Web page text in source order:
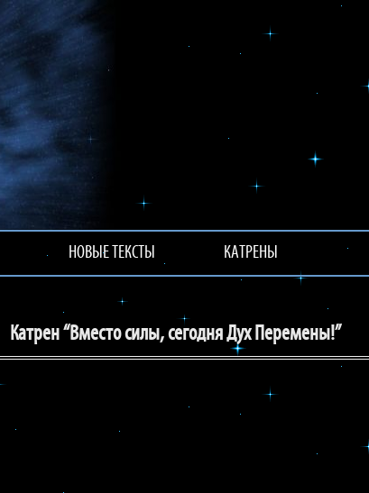
НОВЫЕ ТЕКСТЫ КАТРЕНЫ
Катрен “Вместо силы, сегодня Дух Перемены!”